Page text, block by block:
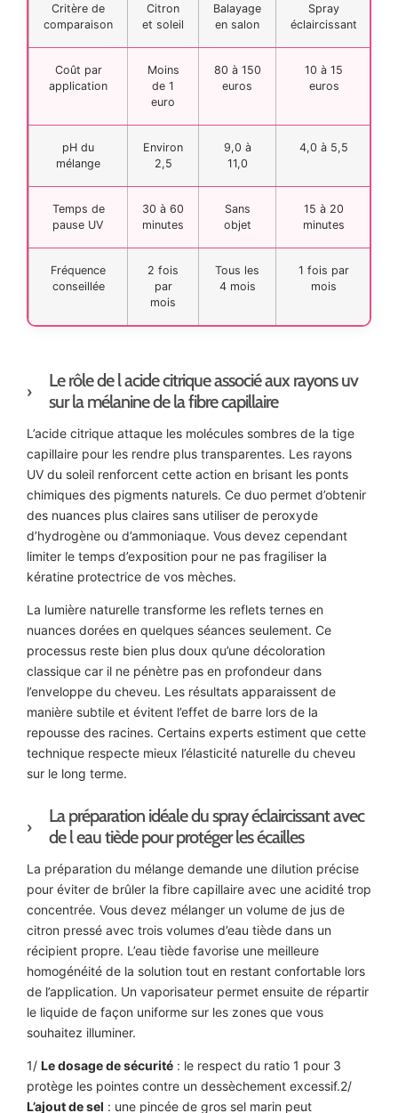
Critère de
comparaison
Citron
et soleil
Balayage
en salon
Spray
éclaircissant
Coût par
application
Moins
de 1
euro
80 à 150
euros
10 à 15
euros
pH du
mélange
Environ
2,5
9,0 à
11,0
4,0 à 5,5
Temps de
pause UV
30 à 60
minutes
Sans
objet
15 à 20
minutes
Fréquence
conseillée
2 fois
par
mois
Tous les
4 mois
1 fois par
mois
Le rôle de l acide citrique associé aux rayons uv
sur la mélanine de la fibre capillaire
L’acide citrique attaque les molécules sombres de la tige
capillaire pour les rendre plus transparentes. Les rayons
UV du soleil renforcent cette action en brisant les ponts
chimiques des pigments naturels. Ce duo permet d’obtenir
des nuances plus claires sans utiliser de peroxyde
d’hydrogène ou d’ammoniaque. Vous devez cependant
limiter le temps d’exposition pour ne pas fragiliser la
kératine protectrice de vos mèches.
La lumière naturelle transforme les reflets ternes en
nuances dorées en quelques séances seulement. Ce
processus reste bien plus doux qu’une décoloration
classique car il ne pénètre pas en profondeur dans
l’enveloppe du cheveu. Les résultats apparaissent de
manière subtile et évitent l’effet de barre lors de la
repousse des racines. Certains experts estiment que cette
technique respecte mieux l’élasticité naturelle du cheveu
sur le long terme.
La préparation idéale du spray éclaircissant avec
de l eau tiède pour protéger les écailles
La préparation du mélange demande une dilution précise
pour éviter de brûler la fibre capillaire avec une acidité trop
concentrée. Vous devez mélanger un volume de jus de
citron pressé avec trois volumes d’eau tiède dans un
récipient propre. L’eau tiède favorise une meilleure
homogénéité de la solution tout en restant confortable lors
de l’application. Un vaporisateur permet ensuite de répartir
le liquide de façon uniforme sur les zones que vous
souhaitez illuminer.
1/ Le dosage de sécurité : le respect du ratio 1 pour 3
protège les pointes contre un dessèchement excessif.2/
L’ajout de sel : une pincée de gros sel marin peut